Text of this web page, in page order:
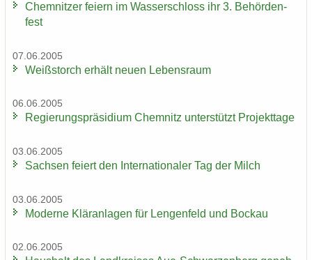
Chem­nit­zer fei­ern im Was­ser­schloss ihr 3. Be­hör­den­
fest
07.06.2005
Weiß­storch er­hält neuen Le­bens­raum
06.06.2005
Re­gie­rungs­prä­si­di­um Chem­nitz un­ter­stützt Pro­jekt­ta­ge
03.06.2005
Sach­sen fei­ert den In­ter­na­tio­na­ler Tag der Milch
03.06.2005
Mo­der­ne Klär­an­la­gen für Len­gen­feld und Bo­ckau
02.06.2005